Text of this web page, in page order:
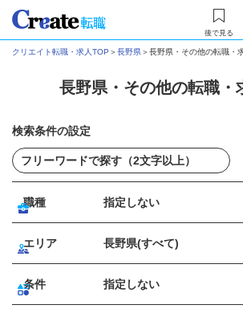
後で見る
クリエイト転職・求人TOP ＞長野県＞長野県・その他の転職・
長野県・その他の転職・
検索条件の設定
職種 指定しない
エリア 長野県(すべて)
条件 指定しない